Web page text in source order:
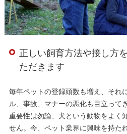
正しい飼育方法や接し方
ただきます
毎年ペットの登録頭数も増え、それ
ル、事故、マナーの悪化も目立って
重要性は勿論、犬という動物をよく
せん。今、ペット業界に興味を持た